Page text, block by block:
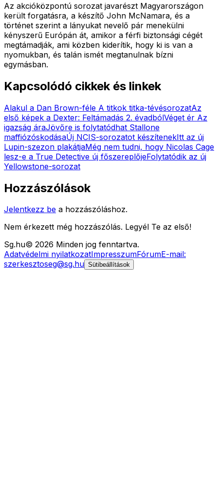
Az akcióközpontú sorozat javarészt Magyarországon
került forgatásra, a készítő John McNamara, és a
történet szerint a lányukat nevelő pár menekülni
kényszerű Európán át, amikor a férfi biztonsági cégét
megtámadják, ami közben kiderítik, hogy ki is van a
nyomukban, és talán ismét megtanulnak bízni
egymásban.
Kapcsolódó cikkek és linkek
Alakul a Dan Brown-féle A titkok titka-tévésorozatAz
első képek a Dexter: Feltámadás 2. évadbólVéget ér Az
igazság áraJövőre is folytatódhat Stallone
maffiózóskodásaÚj NCIS-sorozatot készítenekItt az új
Lupin-szezon plakátjaMég nem tudni, hogy Nicolas Cage
lesz-e a True Detective új főszereplőjeFolytatódik az új
Yellowstone-sorozat
Hozzászólások
Jelentkezz be a hozzászóláshoz.
Nem érkezett még hozzászólás. Legyél Te az első!
Sg.hu© 2026 Minden jog fenntartva.
Adatvédelmi nyilatkozatImpresszumFórumE-mail:
szerkesztoseg@sg.hu Sütibeállítások